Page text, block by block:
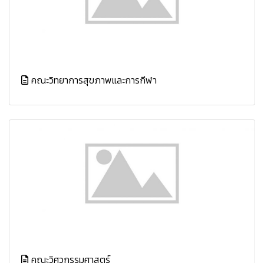
คณะวิทยาการสุขภาพและการกีฬา
คณะวิศวกรรมศาสตร์